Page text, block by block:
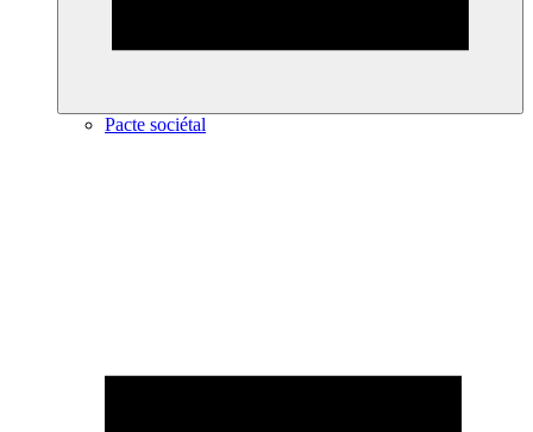
Pacte sociétal